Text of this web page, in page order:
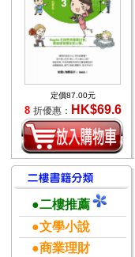
定價87.00元
8 折優惠： HK$69.6
●二樓推薦
●文學小說
●商業理財